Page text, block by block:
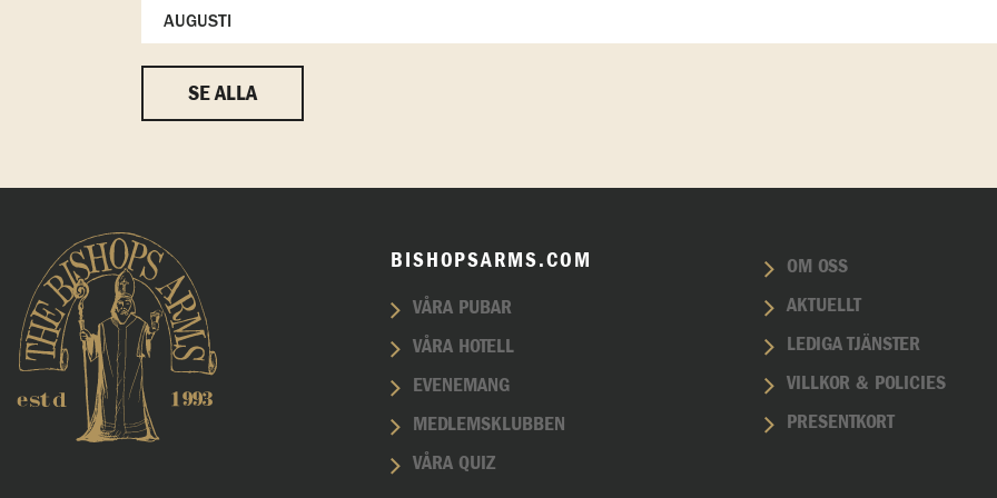
AUGUSTI
SE ALLA
BISHOPSARMS.COM
VÅRA PUBAR
VÅRA HOTELL
EVENEMANG
MEDLEMSKLUBBEN
VÅRA QUIZ
OM OSS
AKTUELLT
LEDIGA TJÄNSTER
VILLKOR & POLICIES
PRESENTKORT